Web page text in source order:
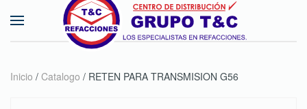
Skip to main content
Inicio / Catalogo / RETEN PARA TRANSMISION G56